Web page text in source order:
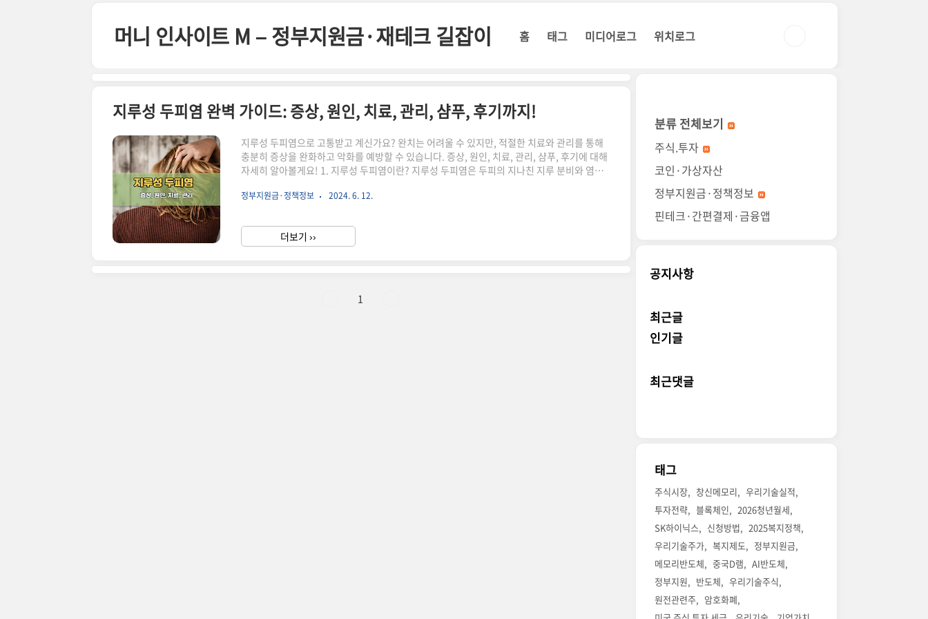
머니 인사이트 M – 정부지원금·재테크 길잡이 홈 태그 미디어로그 위치로그
지루성 두피염 완벽 가이드: 증상, 원인, 치료, 관리, 샴푸, 후기까지!
지루성 두피염으로 고통받고 계신가요? 완치는 어려울 수 있지만, 적절한 치료와 관리를 통해
충분히 증상을 완화하고 악화를 예방할 수 있습니다. 증상, 원인, 치료, 관리, 샴푸, 후기에 대해
자세히 알아볼게요! 1. 지루성 두피염이란? 지루성 두피염은 두피의 지나친 지루 분비와 염증
한 경우 밤에도 잠을 못 이루는 수도 있습니다.비듬: 쌀겨 모양의 노란색 비듬이 지속적으로 발
게 반응하여 통증이나 따가움을 느낄 수 있습니다.모낭염: 심한 경우 모낭에 염증이 생겨 모발
이 얇아지거나 탈모가 발생할 수도 있습니다. 3. 지루..
정부지원금·정책정보 2024. 6. 12.
더보기 ››
1
분류 전체보기
주식.투자
코인·가상자산
정부지원금·정책정보
핀테크·간편결제·금융앱
공지사항
최근글
인기글
최근댓글
태그
주식시장 창신메모리
우리기술실적
투자전략
블록체인
2026청년월세
SK하이닉스
신청방법
2025복지정책
우리기술주가
복지제도
정부지원금
메모리반도체
중국D램
AI반도체
정부지원
반도체
우리기술주식
원전관련주
암호화폐